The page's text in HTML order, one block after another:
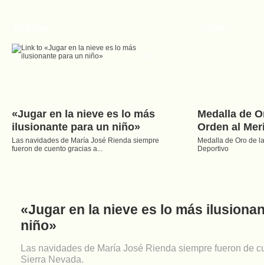
Rienda recibe el homenaje del mundo del
distintos estamentos del mundo del esquí quisieron despedir a su
«Jugar en la nieve es lo más
ilusionante para un niño»
Las navidades de María José Rienda siempre
fueron de cuento gracias a...
Medalla de
Orden al
Medalla de Oro de
Deportivo
«Jugar en la nieve es lo más
niño»
Las navidades de María José Rienda siempre fueron de
Sierra Nevada.